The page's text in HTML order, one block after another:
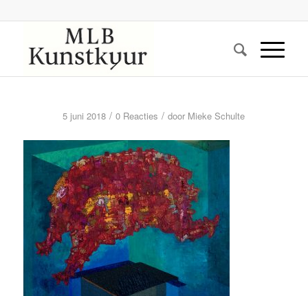
5 juni 2018 / 0 Reacties / door Mieke Schulte